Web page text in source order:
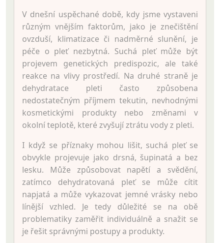
V dnešní uspěchané době, kdy jsme vystaveni
různým vnějším faktorům, jako je znečištění
ovzduší, klimatizace či nadměrné slunění, je
péče o pleť nezbytná. Suchá pleť může být
projevem genetických predispozic, ale také
reakce na vlivy prostředí. Na druhé straně je
dehydratace pleti často způsobena
nedostatečným příjmem tekutin, nevhodnými
kosmetickými produkty nebo změnami v
okolní teplotě, které zvyšují ztrátu vody z pleti.
I když se příznaky mohou lišit, suchá pleť se
obvykle projevuje jako drsná, šupinatá a bez
lesku. Může způsobovat napětí a svědění,
zatímco dehydratovaná pleť se může cítit
napjatá a může vykazovat jemné vrásky nebo
línější vzhled. Je tedy důležité se na obě
problematiky zaměřit individuálně a snažit se
je řešit správnými postupy a produkty.